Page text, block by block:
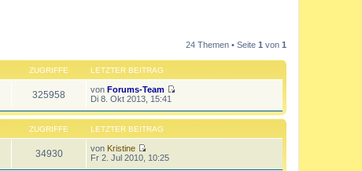
24 Themen • Seite 1 von 1
ZUGRIFFE LETZTER BEITRAG
325958 von Forums-Team
u
Di 8. Okt 2013, 15:41
ZUGRIFFE LETZTER BEITRAG
34930 von Kristine
N
Fr 2. Jul 2010, 10:25